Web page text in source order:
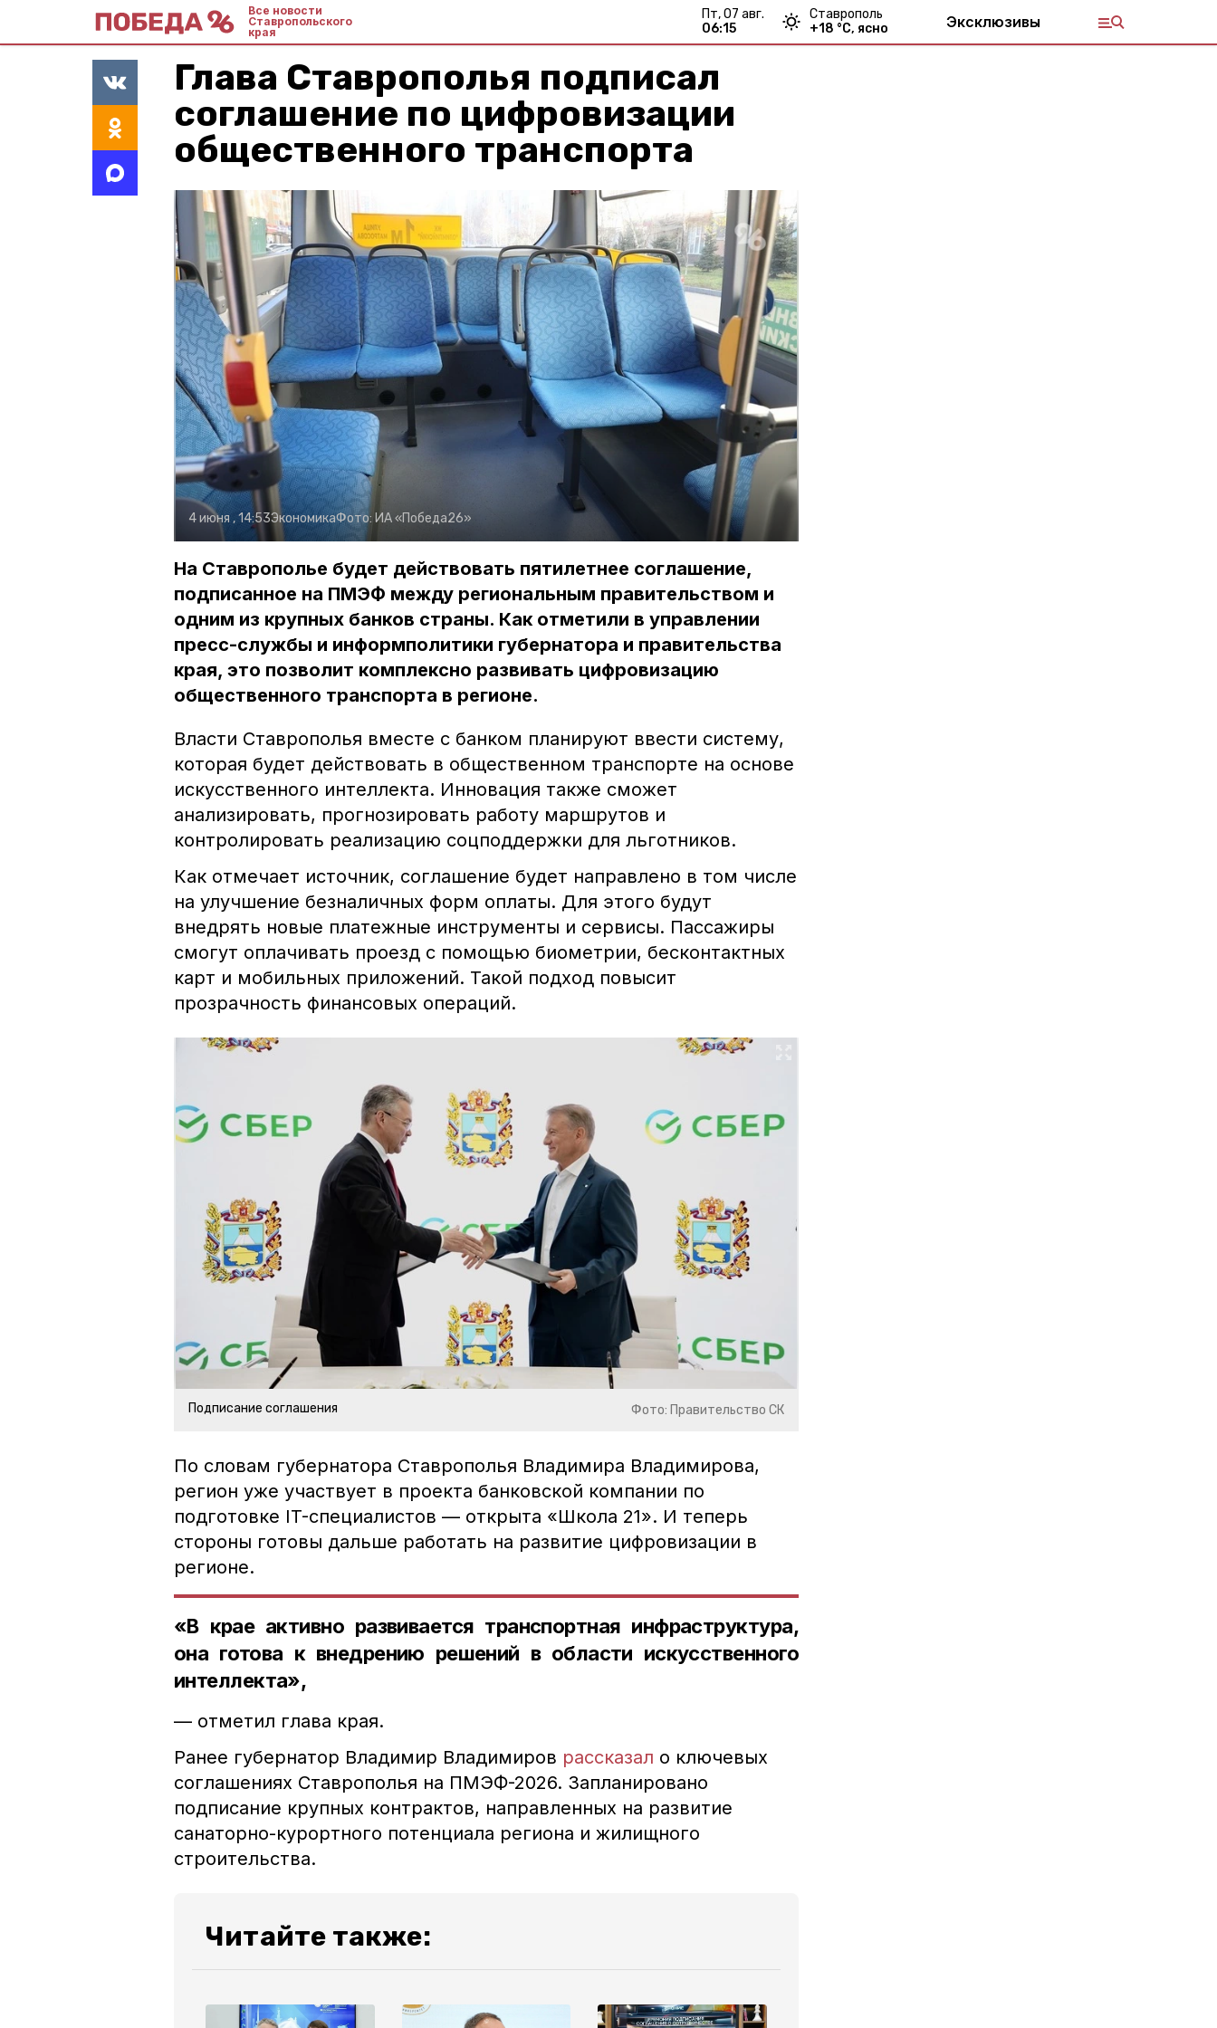
Все новости
Ставропольского
края
пт, 07 авг.
06:15
Ставрополь
+18 °С, ясно Эксклюзивы
Глава Ставрополья подписал
соглашение по цифровизации
общественного транспорта
4 июня , 14:53ЭкономикаФото: ИА «Победа26»
На Ставрополье будет действовать пятилетнее соглашение,
подписанное на ПМЭФ между региональным правительством и
одним из крупных банков страны. Как отметили в управлении
пресс-службы и информполитики губернатора и правительства
края, это позволит комплексно развивать цифровизацию
общественного транспорта в регионе.
Власти Ставрополья вместе с банком планируют ввести систему,
которая будет действовать в общественном транспорте на основе
искусственного интеллекта. Инновация также сможет
анализировать, прогнозировать работу маршрутов и
контролировать реализацию соцподдержки для льготников.
Как отмечает источник, соглашение будет направлено в том числе
на улучшение безналичных форм оплаты. Для этого будут
внедрять новые платежные инструменты и сервисы. Пассажиры
смогут оплачивать проезд с помощью биометрии, бесконтактных
карт и мобильных приложений. Такой подход повысит
прозрачность финансовых операций.
Подписание соглашения Фото: Правительство СК
По словам губернатора Ставрополья Владимира Владимирова,
регион уже участвует в проекта банковской компании по
подготовке IT-специалистов — открыта «Школа 21». И теперь
стороны готовы дальше работать на развитие цифровизации в
регионе.
«В крае активно развивается транспортная инфраструктура,
она готова к внедрению решений в области искусственного
интеллекта»,
— отметил глава края.
Ранее губернатор Владимир Владимиров рассказал о ключевых
соглашениях Ставрополья на ПМЭФ-2026. Запланировано
подписание крупных контрактов, направленных на развитие
санаторно-курортного потенциала региона и жилищного
строительства.
Читайте также: